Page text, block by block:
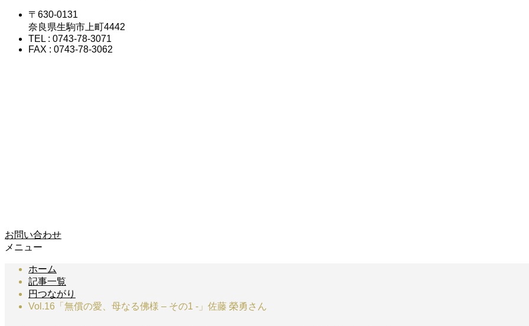
〒630-0131
奈良県生駒市上町4442
TEL : 0743-78-3071
FAX : 0743-78-3062
お問い合わせ
メニュー
ホーム
記事一覧
円つながり
Vol.16「無償の愛、母なる佛様 – その1 -」佐藤 榮勇さん